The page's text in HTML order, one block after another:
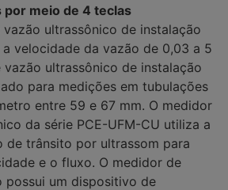
por meio de 4 teclas
ultrassônico de instalação
velocidade da vazão de 0,03 a 5
ultrassônico de instalação
para medições em tubulações
entre 59 e 67 mm. O medidor
da série PCE-UFM-CU utiliza a
de trânsito por ultrassom para
e o fluxo. O medidor de
possui um dispositivo de